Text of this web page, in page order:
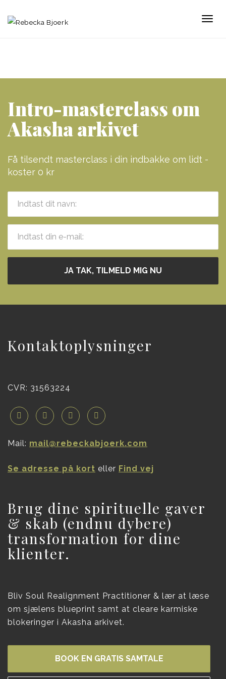
Intro-masterclass om
Akasha arkivet
Få tilsendt masterclass i din indbakke om lidt -
koster 0 kr
Kontaktoplysninger
CVR: 31563224
Mail: mail@rebeckabjoerk.com
Se adresse på kort eller Find vej
Brug dine spirituelle gaver
& skab (endnu dybere)
transformation for dine
klienter.
Bliv Soul Realignment Practitioner & lær at læse
om sjælens blueprint samt at cleare karmiske
blokeringer i Akasha arkivet.
BOOK EN GRATIS SAMTALE